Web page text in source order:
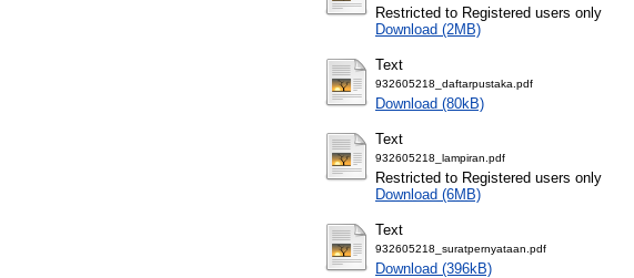
Restricted to Registered users only
Download (2MB)
Text
932605218_daftarpustaka.pdf
Download (80kB)
Text
932605218_lampiran.pdf
Restricted to Registered users only
Download (6MB)
Text
932605218_suratpernyataan.pdf
Download (396kB)